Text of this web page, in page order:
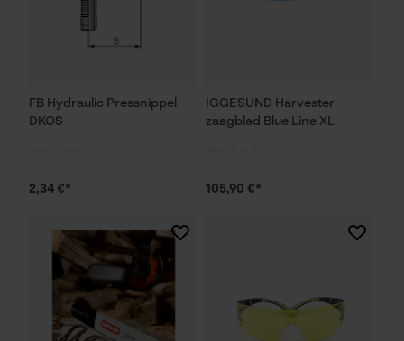
FB Hydraulic Pressnippel
DKOS
2,34 €*
IGGESUND Harvester
zaagblad Blue Line XL
105,90 €*